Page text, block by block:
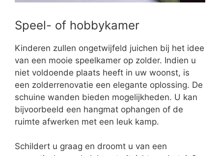
Speel- of hobbykamer
Kinderen zullen ongetwijfeld juichen bij het idee
van een mooie speelkamer op zolder. Indien u
niet voldoende plaats heeft in uw woonst, is
een zolderrenovatie een elegante oplossing. De
schuine wanden bieden mogelijkheden. U kan
bijvoorbeeld een hangmat ophangen of de
ruimte afwerken met een leuk kamp.
Schildert u graag en droomt u van een